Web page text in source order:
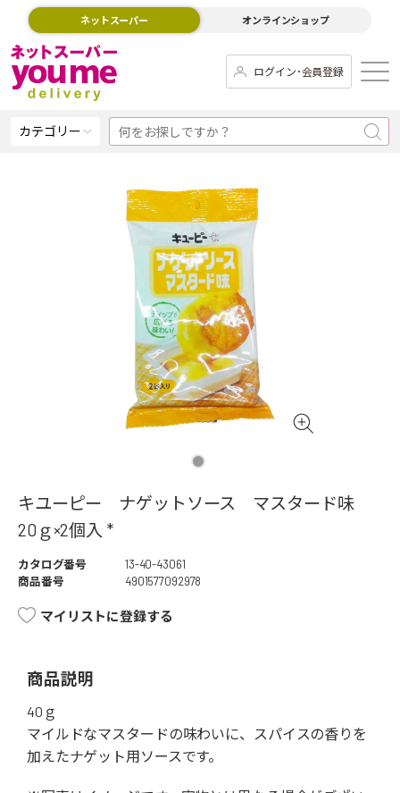
ネットスーパー オンラインショップ
ログイン･会員登録
カテゴリー
キユーピー ナゲットソース マスタード味
20ｇ×2個入 *
カタログ番号
13-40-43061
商品番号
4901577092978
マイリストに登録する
商品説明
40ｇ
マイルドなマスタードの味わいに、スパイスの香りを
加えたナゲット用ソースです。